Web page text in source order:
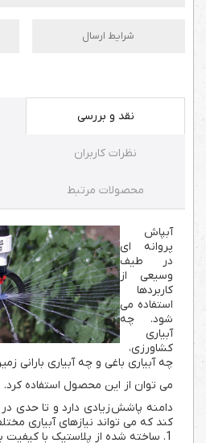
شرایط ارسال
نقد و بررسی
نظرات کاربران
محصولات مرتبط
آبپاش
پروانه ای
در طیف
وسیعی از
کاربردها
استفاده می
شود. چه
آبیاری
کشاورزی،
چه آبیاری باغی و چه آبیاری بارانی
می توان از این محصول استفاده کرد.
دامنه پاشش زیادی دارد و تا حدی
کند که می تواند نیازهای آبیاری